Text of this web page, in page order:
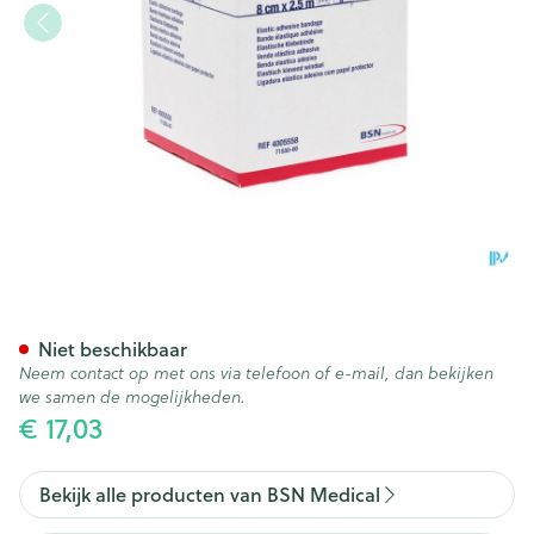
€ 17,03
Niet beschikbaar
Neem contact op met ons via telefoon of e-mail, dan bekijken
we samen de mogelijkheden.
Bekijk alle producten van BSN Medical